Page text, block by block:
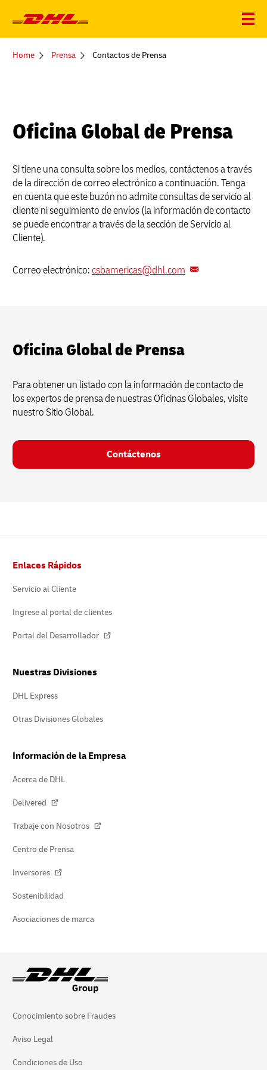
You
Home Prensa Contactos de Prensa
Oficina Global de Prensa
Si tiene una consulta sobre los medios, contáctenos a través
de la dirección de correo electrónico a continuación. Tenga
en cuenta que este buzón no admite consultas de servicio al
cliente ni seguimiento de envíos (la información de contacto
se puede encontrar a través de la sección de Servicio al
Cliente).
Correo electrónico:csbamericas@dhl.com
Oficina Global de Prensa
Para obtener un listado con la información de contacto de
los expertos de prensa de nuestras Oficinas Globales, visite
nuestro Sitio Global.
Contáctenos
de
Enlaces Rápidos
Servicio al Cliente
Ingrese al portal de clientes
Portal del Desarrollador
Nuestras Divisiones
DHL Express
Otras Divisiones Globales
Información de la Empresa
Acerca de DHL
Delivered
Trabaje con Nosotros
Centro de Prensa
Inversores
Sostenibilidad
Asociaciones de marca
Conocimiento sobre Fraudes
Aviso Legal
Condiciones de Uso